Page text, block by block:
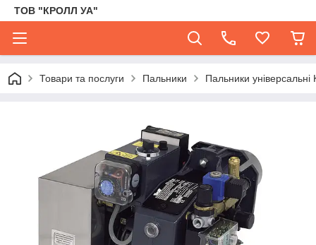
ТОВ "КРОЛЛ УА"
Товари та послуги Пальники Пальники універсальні